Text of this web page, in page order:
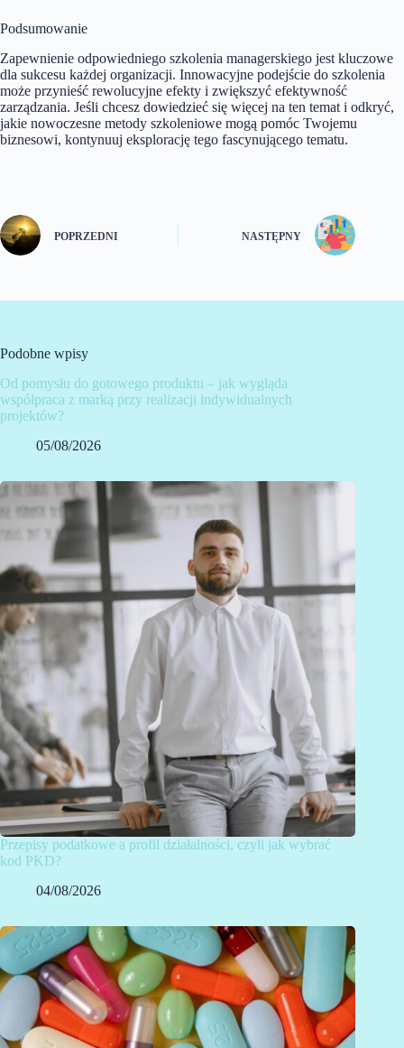
Podsumowanie
Zapewnienie odpowiedniego szkolenia managerskiego jest kluczowe
dla sukcesu każdej organizacji. Innowacyjne podejście do szkolenia
może przynieść rewolucyjne efekty i zwiększyć efektywność
zarządzania. Jeśli chcesz dowiedzieć się więcej na ten temat i odkryć,
jakie nowoczesne metody szkoleniowe mogą pomóc Twojemu
biznesowi, kontynuuj eksplorację tego fascynującego tematu.
POPRZEDNI NASTĘPNY
Podobne wpisy
Od pomysłu do gotowego produktu – jak wygląda
współpraca z marką przy realizacji indywidualnych
projektów?
05/08/2026
Przepisy podatkowe a profil działalności, czyli jak wybrać
kod PKD?
04/08/2026